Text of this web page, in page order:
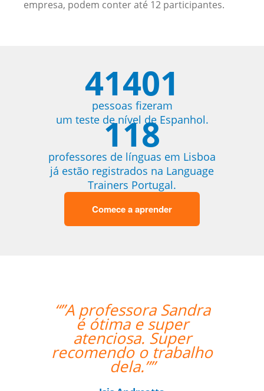
empresa, podem conter até 12 participantes.
41401
pessoas fizeram
um teste de nível de Espanhol.
118
professores de línguas em Lisboa
já estão registrados na Language
Trainers Portugal.
Comece a aprender
“”A professora Sandra
é ótima e super
atenciosa. Super
recomendo o trabalho
dela.””